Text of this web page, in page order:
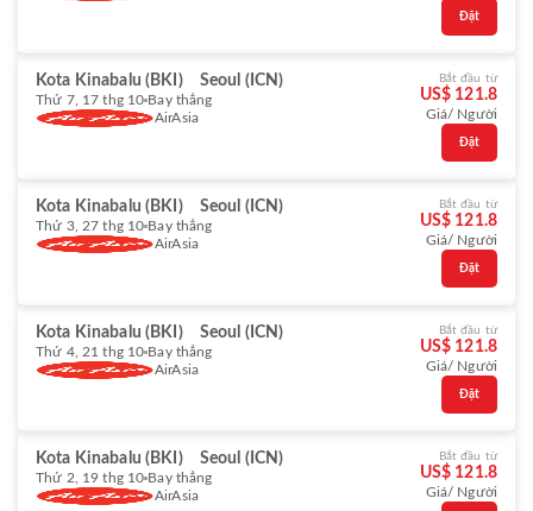
Đặt
Kota Kinabalu (BKI) Seoul (ICN)
Thứ 7, 17 thg 10 Bay thẳng
AirAsia
Bắt đầu từ
US$ 121.8
Giá/ Người
Đặt
Kota Kinabalu (BKI) Seoul (ICN)
Thứ 3, 27 thg 10 Bay thẳng
AirAsia
Bắt đầu từ
US$ 121.8
Giá/ Người
Đặt
Kota Kinabalu (BKI) Seoul (ICN)
Thứ 4, 21 thg 10 Bay thẳng
AirAsia
Bắt đầu từ
US$ 121.8
Giá/ Người
Đặt
Kota Kinabalu (BKI) Seoul (ICN)
Thứ 2, 19 thg 10 Bay thẳng
AirAsia
Bắt đầu từ
US$ 121.8
Giá/ Người